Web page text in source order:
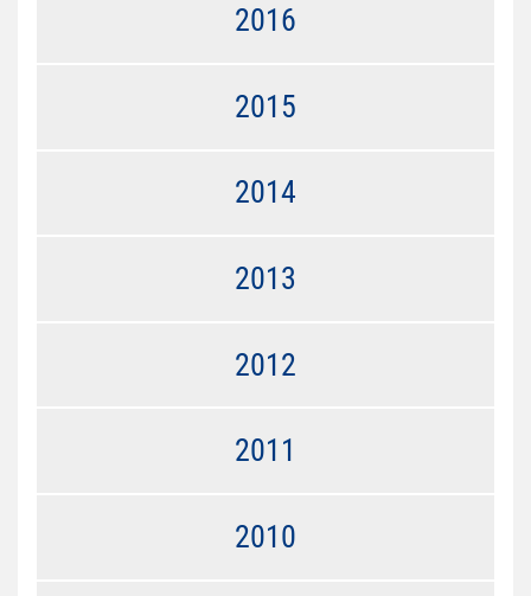
2016
2015
2014
2013
2012
2011
2010